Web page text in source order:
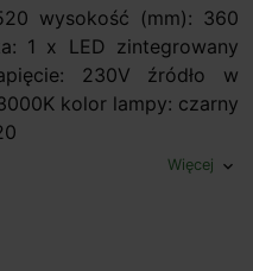
wysokość (mm): 360
1 x LED zintegrowany
230V źródło w
kolor lampy: czarny
Więcej expand_more